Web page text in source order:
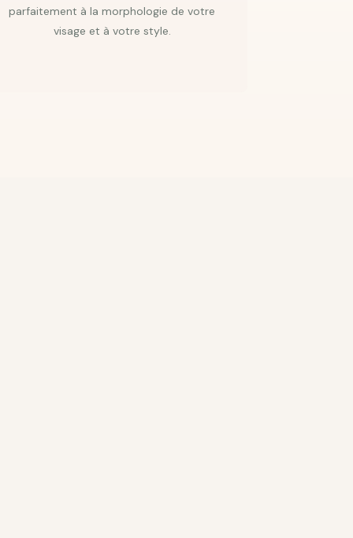
parfaitement à la morphologie de votre
visage et à votre style.